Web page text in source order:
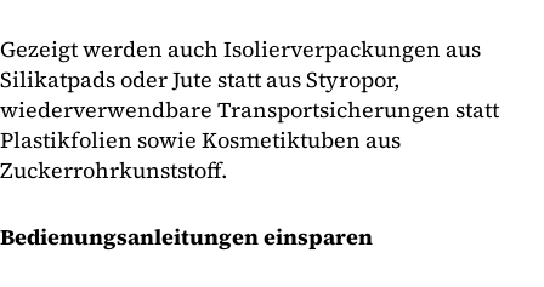
Gezeigt werden auch Isolierverpackungen aus
Silikatpads oder Jute statt aus Styropor,
wiederverwendbare Transportsicherungen statt
Plastikfolien sowie Kosmetiktuben aus
Zuckerrohrkunststoff.
Bedienungsanleitungen einsparen